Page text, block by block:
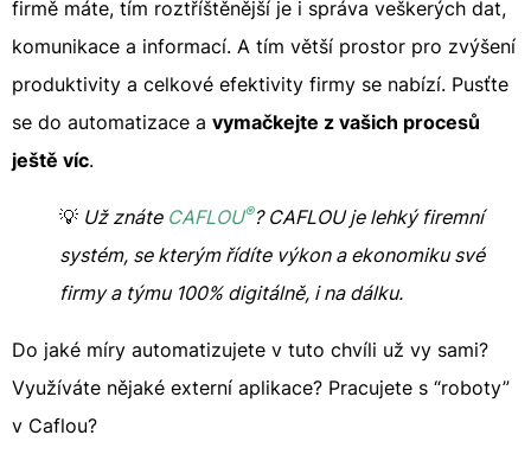
firmě máte, tím roztříštěnější je i správa veškerých dat,
komunikace a informací. A tím větší prostor pro zvýšení
produktivity a celkové efektivity firmy se nabízí. Pusťte
se do automatizace a vymačkejte z vašich procesů
ještě víc.
💡 Už znáte CAFLOU®? CAFLOU je lehký firemní
systém, se kterým řídíte výkon a ekonomiku své
firmy a týmu 100% digitálně, i na dálku.
Do jaké míry automatizujete v tuto chvíli už vy sami?
Využíváte nějaké externí aplikace? Pracujete s “roboty”
v Caflou?